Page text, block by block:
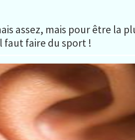
assez, mais pour être la
faut faire du sport !